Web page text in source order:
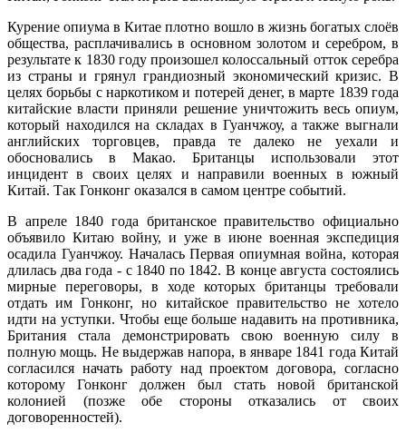
Курение опиума в Китае плотно вошло в жизнь богатых слоёв
общества, расплачивались в основном золотом и серебром, в
результате к 1830 году произошел колоссальный отток серебра
из страны и грянул грандиозный экономический кризис. В
целях борьбы с наркотиком и потерей денег, в марте 1839 года
китайские власти приняли решение уничтожить весь опиум,
который находился на складах в Гуанчжоу, а также выгнали
английских торговцев, правда те далеко не уехали и
обосновались в Макао. Британцы использовали этот
инцидент в своих целях и направили военных в южный
Китай. Так Гонконг оказался в самом центре событий.
В апреле 1840 года британское правительство официально
объявило Китаю войну, и уже в июне военная экспедиция
осадила Гуанчжоу. Началась Первая опиумная война, которая
длилась два года - с 1840 по 1842. В конце августа состоялись
мирные переговоры, в ходе которых британцы требовали
отдать им Гонконг, но китайское правительство не хотело
идти на уступки. Чтобы еще больше надавить на противника,
Британия стала демонстрировать свою военную силу в
полную мощь. Не выдержав напора, в январе 1841 года Китай
согласился начать работу над проектом договора, согласно
которому Гонконг должен был стать новой британской
колонией (позже обе стороны отказались от своих
договоренностей).